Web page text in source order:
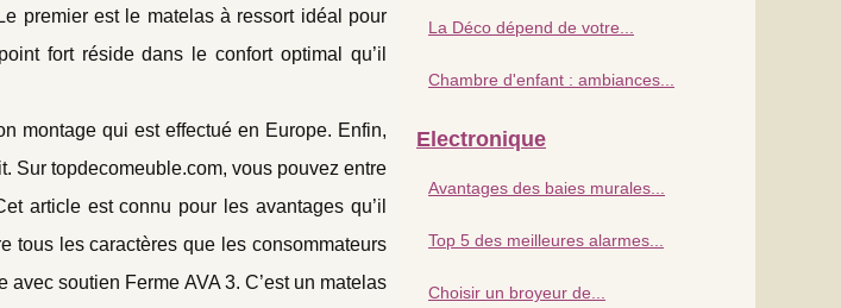
premier est le matelas à ressort idéal pour
fort réside dans le confort optimal qu’il
montage qui est effectué en Europe. Enfin,
Sur topdecomeuble.com, vous pouvez entre
article est connu pour les avantages qu’il
tous les caractères que les consommateurs
soutien Ferme AVA 3. C’est un matelas
La Déco dépend de votre...
Chambre d'enfant : ambiances...
Electronique
Avantages des baies murales...
Top 5 des meilleures alarmes...
Choisir un broyeur de...